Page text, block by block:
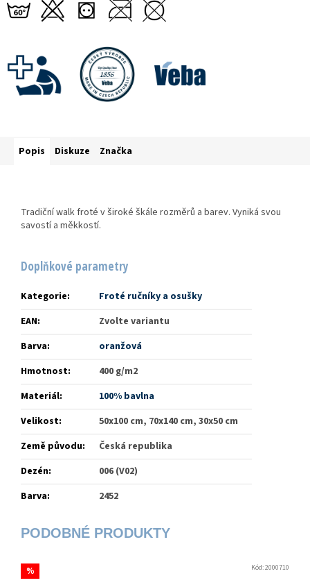
Popis Diskuze Značka
Tradiční walk froté v široké škále rozměrů a barev. Vyniká svou
savostí a měkkostí.
Doplňkové parametry
Kategorie:
Froté ručníky a osušky
EAN:
Zvolte variantu
Barva:
oranžová
Hmotnost:
400 g/m2
Materiál:
100% bavlna
Velikost:
50x100 cm, 70x140 cm, 30x50 cm
Země původu:
Česká republika
Dezén:
006 (V02)
Barva: 2452
% Kód:2000710